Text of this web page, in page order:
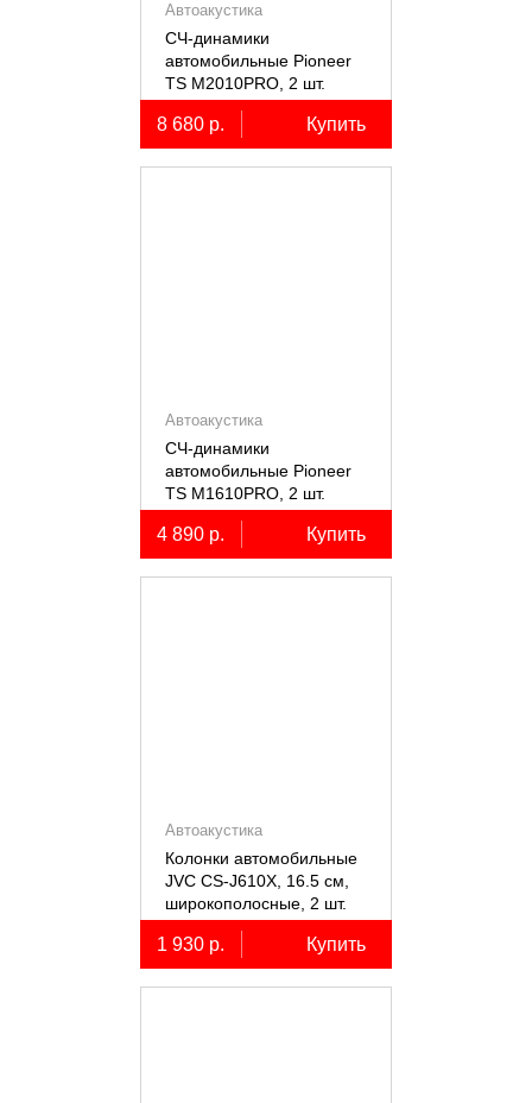
Автоакустика
СЧ-динамики
автомобильные Pioneer
TS M2010PRO, 2 шт.
8 680 р. Купить
Автоакустика
СЧ-динамики
автомобильные Pioneer
TS M1610PRO, 2 шт.
4 890 р. Купить
Автоакустика
Колонки автомобильные
JVC CS-J610X, 16.5 см,
широкополосные, 2 шт.
1 930 р. Купить